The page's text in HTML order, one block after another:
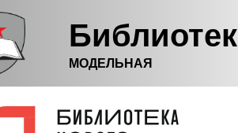
МОДЕЛЬНАЯ